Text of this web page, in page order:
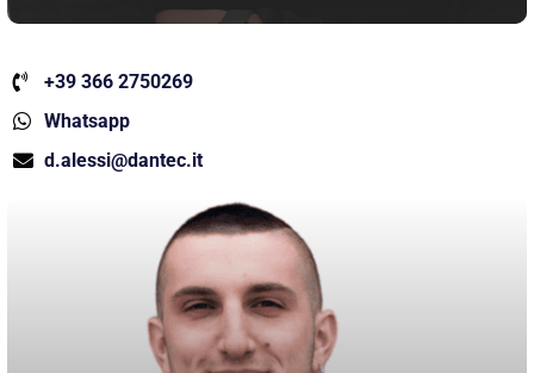
+39 366 2750269
Whatsapp
d.alessi@dantec.it